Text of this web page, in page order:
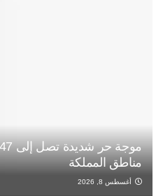
مناطق المملكة
أغسطس 8, 2026